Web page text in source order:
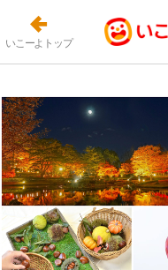
いこーよトップ